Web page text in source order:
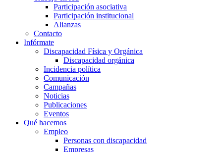
Participación asociativa
Participación institucional
Alianzas
Contacto
Infórmate
Discapacidad Física y Orgánica
Discapacidad orgánica
Incidencia política
Comunicación
Campañas
Noticias
Publicaciones
Eventos
Qué hacemos
Empleo
Personas con discapacidad
Empresas